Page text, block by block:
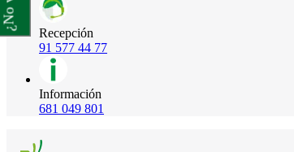
Recepción
91 577 44 77
Información
681 049 801